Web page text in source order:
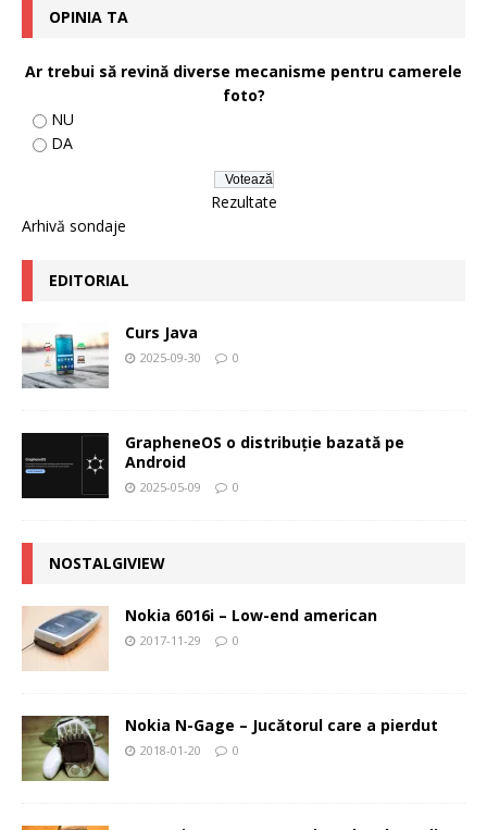
OPINIA TA
Ar trebui să revină diverse mecanisme pentru camerele
foto?
NU
DA
Rezultate
Arhivă sondaje
EDITORIAL
Curs Java
2025-09-30 0
GrapheneOS o distribuție bazată pe
Android
2025-05-09 0
NOSTALGIVIEW
Nokia 6016i – Low-end american
2017-11-29 0
Nokia N-Gage – Jucătorul care a pierdut
2018-01-20 0